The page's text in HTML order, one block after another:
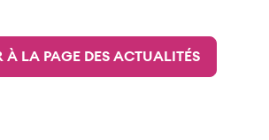
À LA PAGE DES ACTUALITÉS